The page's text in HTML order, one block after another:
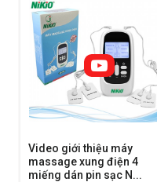
Video giới thiệu máy
massage xung điện 4
miếng dán pin sạc N...